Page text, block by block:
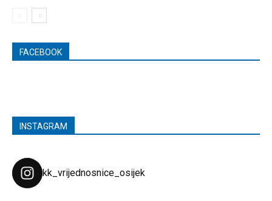
FACEBOOK
INSTAGRAM
kk_vrijednosnice_osijek